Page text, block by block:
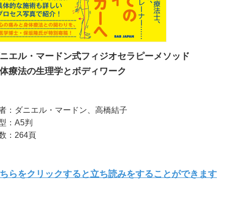
エル・マードン式フィジオセラピーメソッド
療法の生理学とボディワーク
：ダニエル・マードン、高橋結子
：A5判
：264頁
らをクリックすると立ち読みをすることができます